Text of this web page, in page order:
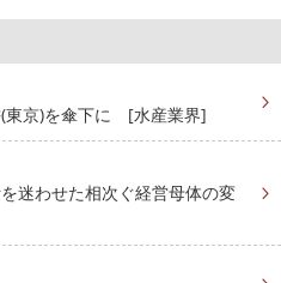
(東京)を傘下に [水産業界]
迷わせた相次ぐ経営母体の変